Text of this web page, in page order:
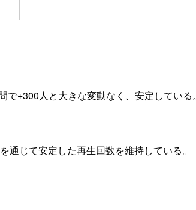
+300人と大きな変動なく、安定している。
じて安定した再生回数を維持している。